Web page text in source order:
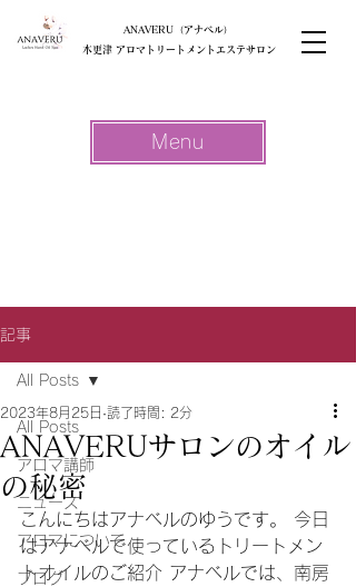
ANAVERU（アナベル）
木更津 アロマトリートメントエステサロン
Menu
記事
All Posts
アロマ講師
ニュース
アロマについて
ブログ
All Posts
ANAVERUサロンのオイル
の秘密
2023年8月25日 読了時間: 2分
こんにちはアナベルのゆうです。 今日
はアナベルで使っているトリートメン
トオイルのご紹介 アナベルでは、南房